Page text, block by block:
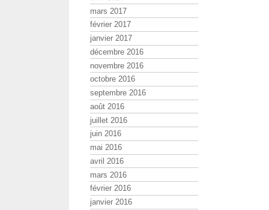
mars 2017
février 2017
janvier 2017
décembre 2016
novembre 2016
octobre 2016
septembre 2016
août 2016
juillet 2016
juin 2016
mai 2016
avril 2016
mars 2016
février 2016
janvier 2016